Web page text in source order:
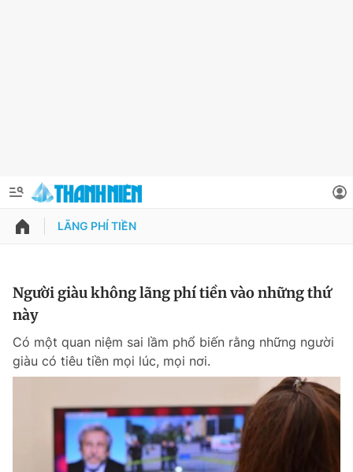
QUẢNG CÁO
Chuyên mục khác
Chào ngày mới Tin 24h
Tin thị trường Tin 360
Thông tin tài khoản
Tin đã lưu
Đăng xuất
LÃNG PHÍ TIỀN
Người giàu không lãng phí tiền vào những thứ
này
Có một quan niệm sai lầm phổ biến rằng những người
giàu có tiêu tiền mọi lúc, mọi nơi.